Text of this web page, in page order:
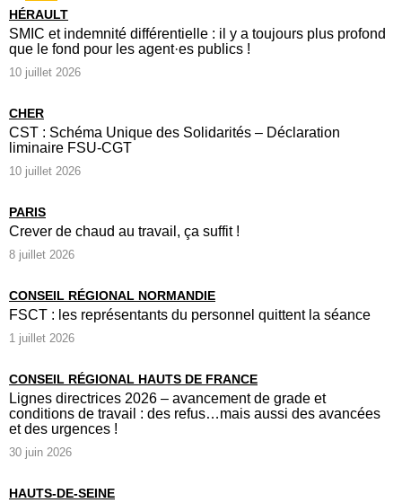
HÉRAULT
SMIC et indemnité différentielle : il y a toujours plus profond
que le fond pour les agent·es publics !
10 juillet 2026
CHER
CST : Schéma Unique des Solidarités – Déclaration
liminaire FSU-CGT
10 juillet 2026
PARIS
Crever de chaud au travail, ça suffit !
8 juillet 2026
CONSEIL RÉGIONAL NORMANDIE
FSCT : les représentants du personnel quittent la séance
1 juillet 2026
CONSEIL RÉGIONAL HAUTS DE FRANCE
Lignes directrices 2026 – avancement de grade et
conditions de travail : des refus…mais aussi des avancées
et des urgences !
30 juin 2026
HAUTS-DE-SEINE